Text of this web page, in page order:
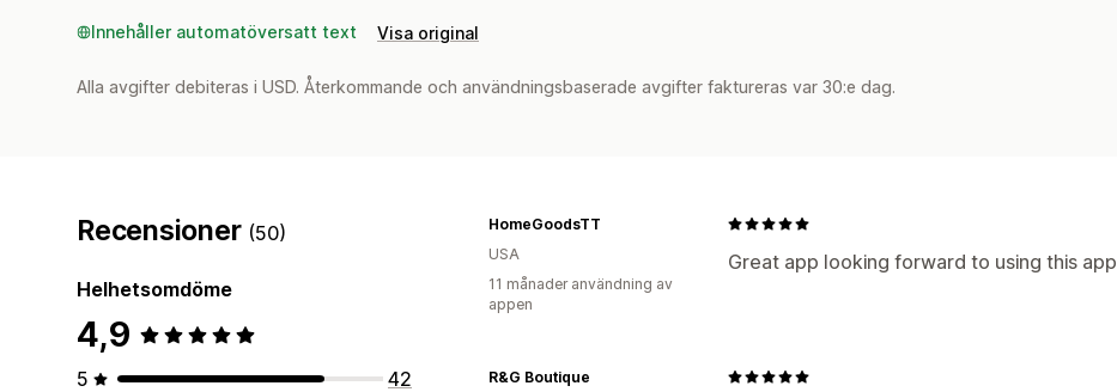
Innehåller automatöversatt text Visa original
Alla avgifter debiteras i USD. Återkommande och användningsbaserade avgifter faktureras var 30:e dag.
Recensioner (50)
Helhetsomdöme
4,9
5
42
Great app looking forward to using this app
HomeGoodsTT
USA
11 månader användning av
appen
R&G Boutique